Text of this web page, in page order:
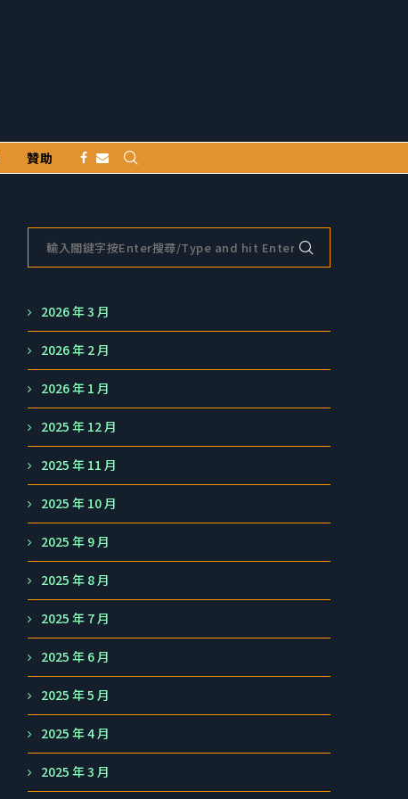
贊助
2026 年 3 月
2026 年 2 月
2026 年 1 月
2025 年 12 月
2025 年 11 月
2025 年 10 月
2025 年 9 月
2025 年 8 月
2025 年 7 月
2025 年 6 月
2025 年 5 月
2025 年 4 月
2025 年 3 月